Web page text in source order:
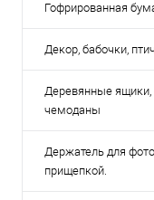
Гофрированная
Декор, бабочки,
Деревянные ящики,
чемоданы
Держатель для
прищепкой.